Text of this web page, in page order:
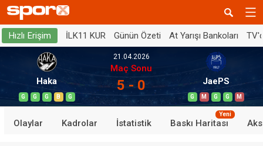
Hızlı Erişim İLK11 KUR Günün Özeti At Yarışı Bankoları
Haka
G G G B G
21.04.2026
Maç Sonu
5 - 0 JaePS
G M G G M
Olaylar Kadrolar İstatistik Baskı Haritası
Yeni